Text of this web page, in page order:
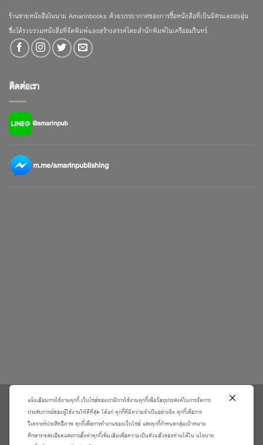
ร้านขายหนังสือในนาม Amarinbooks ด้วยบรรยากาศของการซื้อหนังสือที่เป็นมิตรและอบอุ่น
ซึ่งได้รวบรวมหนังสือที่จัดพิมพ์และสร้างสรรค์โดยสำนักพิมพ์ในเครืออมรินทร์
ติดต่อเรา
@amarinpub
m.me/amarinpublishing
\
เกี่ยวกับเรา
วิธีการสั่งซื้อสินค้าและการรับประกันสินค้า
แจ้งเตือนการใช้งานคุกกี้ เว็บไซต์ของเรามีการใช้งานคุกกี้เพื่อวัตถุประสงค์ในการจัดการ
ประสบการณ์ของผู้ใช้งานให้ดีที่สุด ได้แก่ คุกกี้ที่มีความจำเป็นอย่างยิ่ง คุกกี้เพื่อการ
วิเคราะห์ประสิทธิภาพ คุกกี้เพื่อการทำงานของเว็บไซต์ และคุกกี้กำหนดกลุ่มเป้าหมาย
ศึกษารายละเอียดและการตั้งค่าคุกกี้เพิ่มเติมเพื่อความเป็นส่วนตัวของท่านได้ใน นโยบาย